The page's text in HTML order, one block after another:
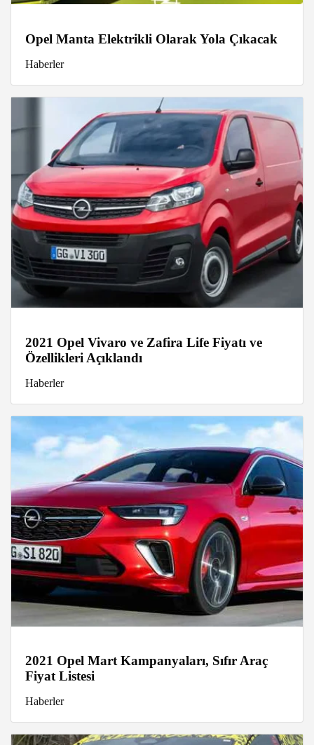
Opel Manta Elektrikli Olarak Yola Çıkacak
Haberler
2021 Opel Vivaro ve Zafira Life Fiyatı ve
Özellikleri Açıklandı
Haberler
2021 Opel Mart Kampanyaları, Sıfır Araç
Fiyat Listesi
Haberler